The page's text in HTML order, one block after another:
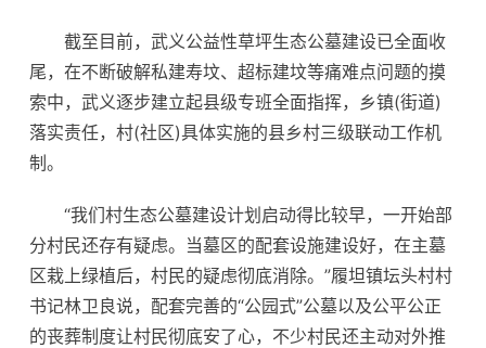
截至目前，武义公益性草坪生态公墓建设已全面收
尾，在不断破解私建寿坟、超标建坟等痛难点问题的摸
索中，武义逐步建立起县级专班全面指挥，乡镇(街道)
落实责任，村(社区)具体实施的县乡村三级联动工作机
制。
“我们村生态公墓建设计划启动得比较早，一开始部
分村民还存有疑虑。当墓区的配套设施建设好，在主墓
区栽上绿植后，村民的疑虑彻底消除。”履坦镇坛头村村
书记林卫良说，配套完善的“公园式”公墓以及公平公正
的丧葬制度让村民彻底安了心，不少村民还主动对外推